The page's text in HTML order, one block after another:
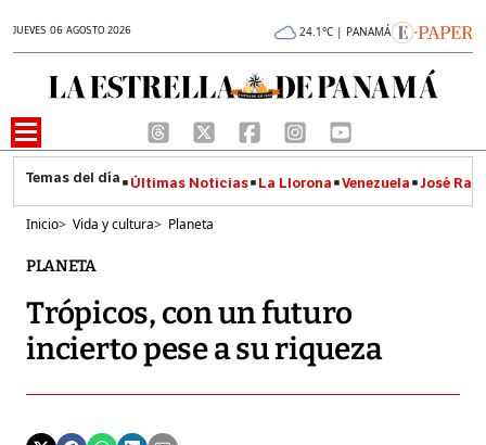
JUEVES 06 AGOSTO 2026 24.1°C | PANAMÁ
Últimas Noticias La Llorona Venezuela José
Inicio> Vida y cultura> Planeta
PLANETA
Trópicos, con un futuro
incierto pese a su riqueza